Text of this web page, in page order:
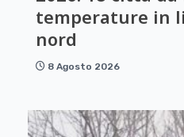
temperature in
nord
8 Agosto 2026